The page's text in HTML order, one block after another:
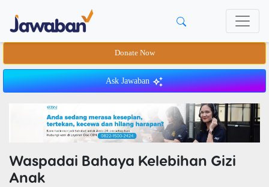
Donate Now
Ask Jawaban
Waspadai Bahaya Kelebihan Gizi
Anak